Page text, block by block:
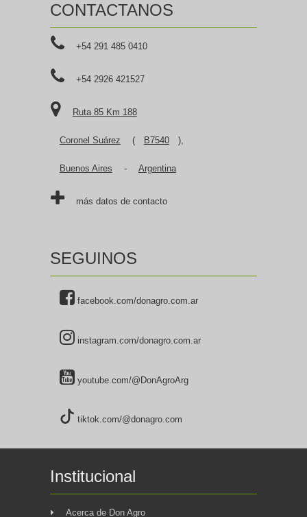
CONTACTANOS
+54 291 485 0410
+54 2926 421527
Ruta 85 Km 188
Coronel Suárez ( B7540 ),
Buenos Aires - Argentina
más datos de contacto
SEGUINOS
facebook.com/donagro.com.ar
instagram.com/donagro.com.ar
youtube.com/@DonAgroArg
tiktok.com/@donagro.com
Institucional
Acerca de Don Agro